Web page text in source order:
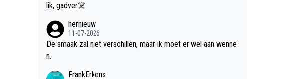
lik, gadver☠️
hernieuw
11-07-2026
De smaak zal niet verschillen, maar ik moet er wel aan wenne
n.
FrankErkens